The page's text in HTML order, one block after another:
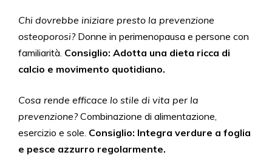
Chi dovrebbe iniziare presto la prevenzione
osteoporosi?Donne in perimenopausa e persone con
familiarità. Consiglio: Adotta una dieta ricca di
calcio e movimento quotidiano.
Cosa rende efficace lo stile di vita per la
prevenzione?Combinazione di alimentazione,
esercizio e sole. Consiglio: Integra verdure a foglia
e pesce azzurro regolarmente.